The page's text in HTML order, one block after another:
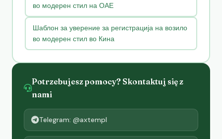
во модерен стил на ОАЕ
Шаблон за уверение за регистрација на возило
во модерен стил во Кина
Potrzebujesz pomocy? Skontaktuj się z
nami
Telegram: @axtempl